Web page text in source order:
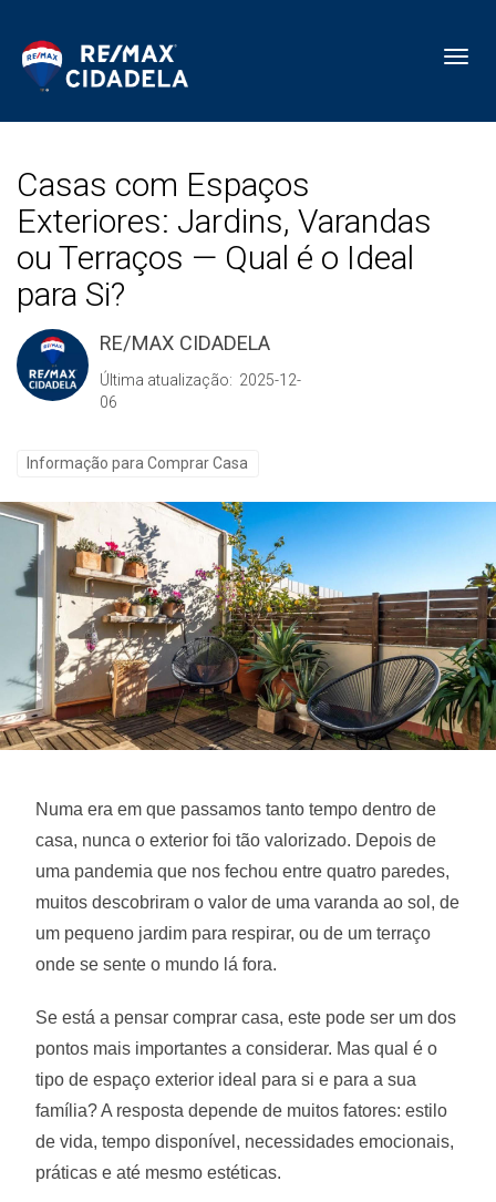
Casas com Espaços
Exteriores: Jardins, Varandas
ou Terraços — Qual é o Ideal
para Si?
RE/MAX CIDADELA
Última atualização: 2025-12-
06
Informação para Comprar Casa
Numa era em que passamos tanto tempo dentro de
casa, nunca o exterior foi tão valorizado. Depois de
uma pandemia que nos fechou entre quatro paredes,
muitos descobriram o valor de uma varanda ao sol, de
um pequeno jardim para respirar, ou de um terraço
onde se sente o mundo lá fora.
Se está a pensar comprar casa, este pode ser um dos
pontos mais importantes a considerar. Mas qual é o
tipo de espaço exterior ideal para si e para a sua
família? A resposta depende de muitos fatores: estilo
de vida, tempo disponível, necessidades emocionais,
práticas e até mesmo estéticas.